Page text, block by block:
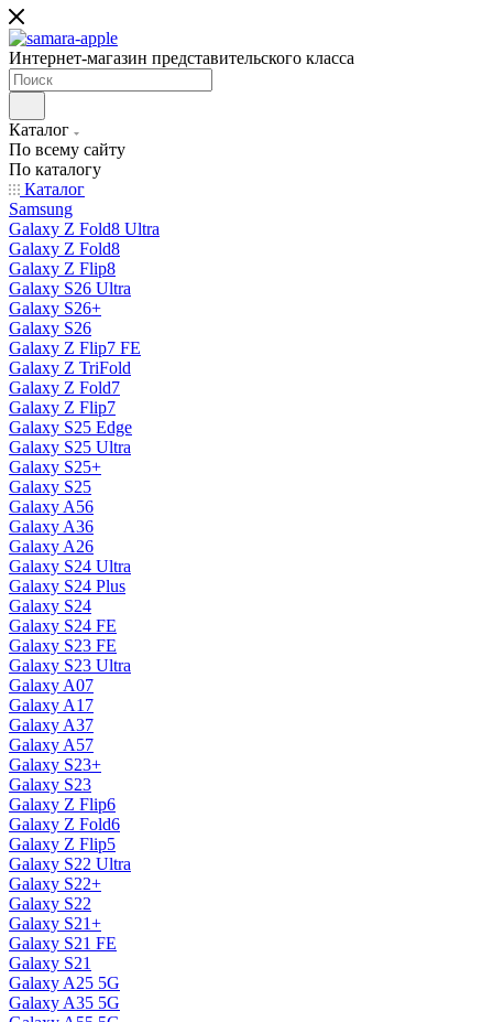
Интернет-магазин представительского класса
Каталог
По всему сайту
По каталогу
Каталог
Samsung
Galaxy Z Fold8 Ultra
Galaxy Z Fold8
Galaxy Z Flip8
Galaxy S26 Ultra
Galaxy S26+
Galaxy S26
Galaxy Z Flip7 FE
Galaxy Z TriFold
Galaxy Z Fold7
Galaxy Z Flip7
Galaxy S25 Edge
Galaxy S25 Ultra
Galaxy S25+
Galaxy S25
Galaxy A56
Galaxy A36
Galaxy A26
Galaxy S24 Ultra
Galaxy S24 Plus
Galaxy S24
Galaxy S24 FE
Galaxy S23 FE
Galaxy S23 Ultra
Galaxy A07
Galaxy A17
Galaxy A37
Galaxy A57
Galaxy S23+
Galaxy S23
Galaxy Z Flip6
Galaxy Z Fold6
Galaxy Z Flip5
Galaxy S22 Ultra
Galaxy S22+
Galaxy S22
Galaxy S21+
Galaxy S21 FE
Galaxy S21
Galaxy A25 5G
Galaxy A35 5G